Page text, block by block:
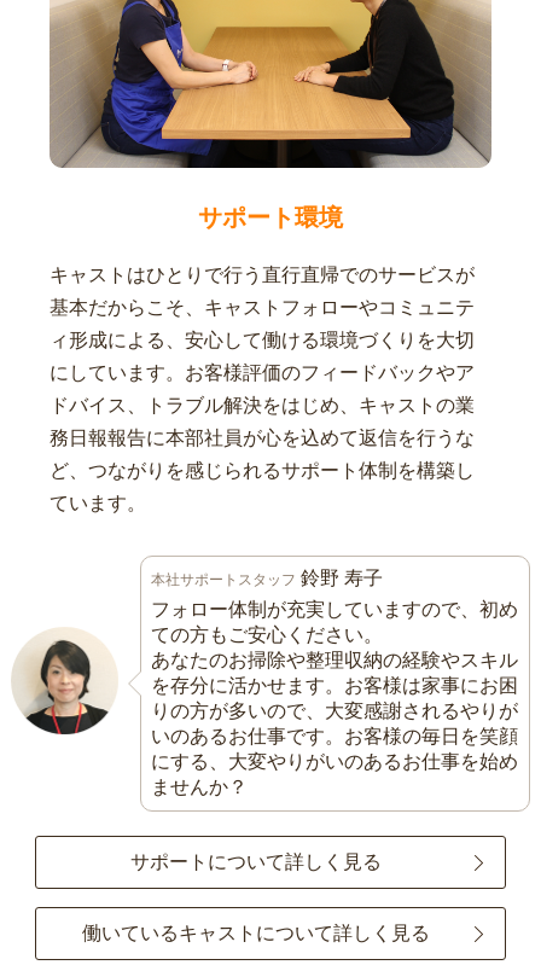
サポート環境
キャストはひとりで行う直行直帰でのサービスが
基本だからこそ、キャストフォローやコミュニテ
ィ形成による、安心して働ける環境づくりを大切
にしています。お客様評価のフィードバックやア
ドバイス、トラブル解決をはじめ、キャストの業
務日報報告に本部社員が心を込めて返信を行うな
ど、つながりを感じられるサポート体制を構築し
ています。
本社サポートスタッフ 鈴野 寿子
フォロー体制が充実していますので、初め
ての方もご安心ください。
あなたのお掃除や整理収納の経験やスキル
を存分に活かせます。お客様は家事にお困
りの方が多いので、大変感謝されるやりが
いのあるお仕事です。お客様の毎日を笑顔
にする、大変やりがいのあるお仕事を始め
ませんか？
サポートについて詳しく見る
働いているキャストについて詳しく見る